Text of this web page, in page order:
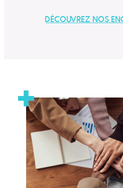
DÉCOUVREZ NOS